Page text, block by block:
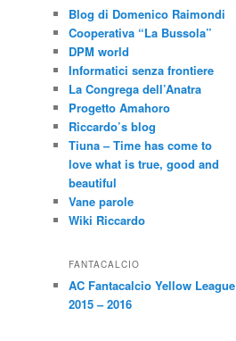
Blog di Domenico Raimondi
Cooperativa “La Bussola”
DPM world
Informatici senza frontiere
La Congrega dell’Anatra
Progetto Amahoro
Riccardo’s blog
Tiuna – Time has come to
love what is true, good and
beautiful
Vane parole
Wiki Riccardo
FANTACALCIO
AC Fantacalcio Yellow League
2015 – 2016